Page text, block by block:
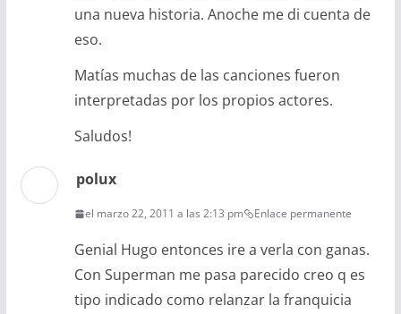
una nueva historia. Anoche me di cuenta de
eso.
Matías muchas de las canciones fueron
interpretadas por los propios actores.
Saludos!
polux
el marzo 22, 2011 a las 2:13 pm Enlace permanente
Genial Hugo entonces ire a verla con ganas.
Con Superman me pasa parecido creo q es
tipo indicado como relanzar la franquicia